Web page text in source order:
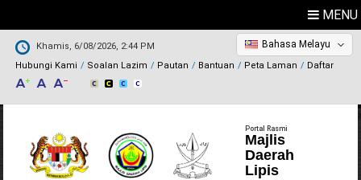
MENU
Khamis, 6/08/2026, 2:44 PM
Hubungi Kami
Soalan Lazim Pautan Bantuan Peta Laman Daftar
Bahasa Melayu
Portal Rasmi
Majlis
Daerah
Lipis